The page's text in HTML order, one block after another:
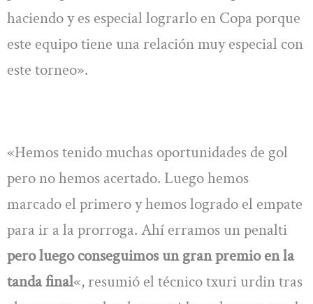
haciendo y es especial lograrlo en Copa porque
este equipo tiene una relación muy especial con
este torneo».
«Hemos tenido muchas oportunidades de gol
pero no hemos acertado. Luego hemos
marcado el primero y hemos logrado el empate
para ir a la prorroga. Ahí erramos un penalti
pero luego conseguimos un gran premio en la
tanda final«, resumió el técnico txuri urdin tras